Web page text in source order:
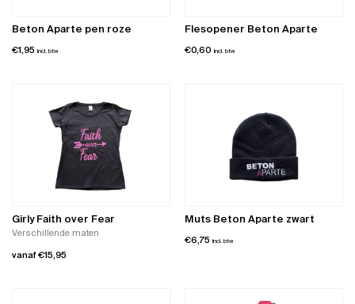
Beton Aparte pen roze
€1,95 incl. btw
Flesopener Beton Aparte
€0,60 incl. btw
Girly Faith over Fear
Verschillende maten
vanaf€15,95
Muts Beton Aparte zwart
€6,75 incl. btw